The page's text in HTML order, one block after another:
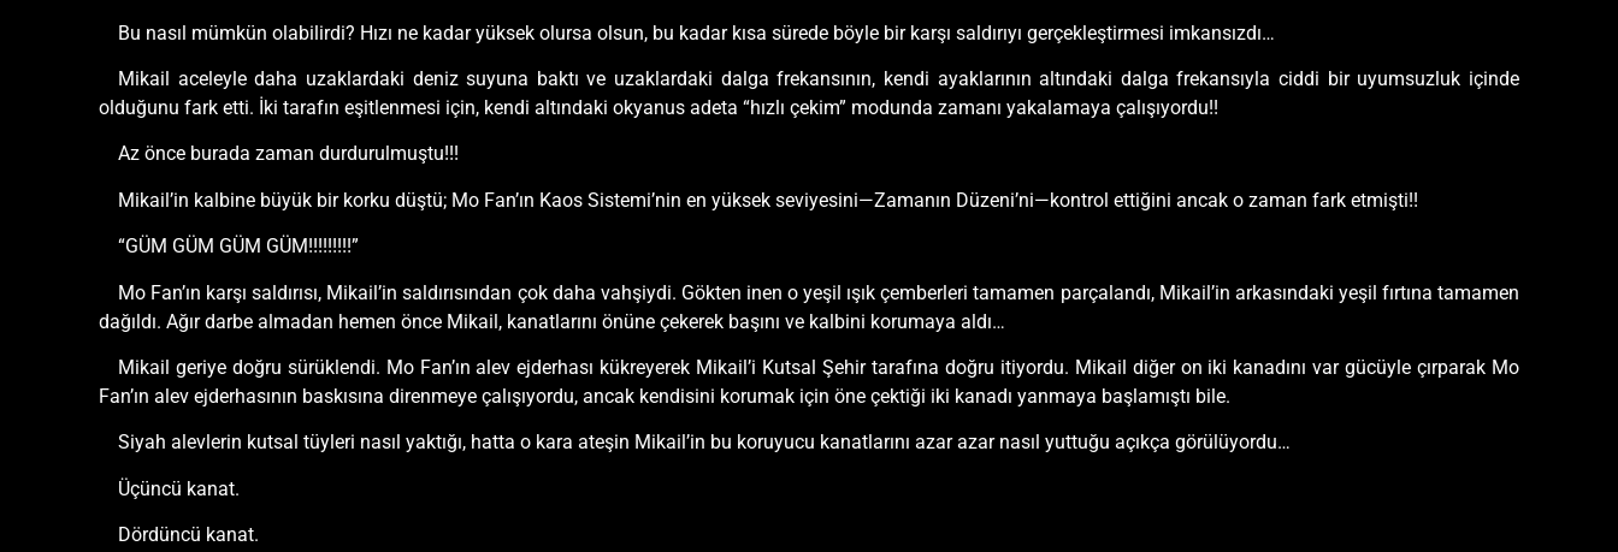
Bu nasıl mümkün olabilirdi? Hızı ne kadar yüksek olursa olsun, bu kadar kısa sürede böyle bir karşı saldırıyı gerçekleştirmesi imkansızdı…
Mikail aceleyle daha uzaklardaki deniz suyuna baktı ve uzaklardaki dalga frekansının, kendi ayaklarının altındaki dalga frekansıyla ciddi bir uyumsuzluk içinde
olduğunu fark etti. İki tarafın eşitlenmesi için, kendi altındaki okyanus adeta “hızlı çekim” modunda zamanı yakalamaya çalışıyordu!!
Az önce burada zaman durdurulmuştu!!!
Mikail’in kalbine büyük bir korku düştü; Mo Fan’ın Kaos Sistemi’nin en yüksek seviyesini—Zamanın Düzeni’ni—kontrol ettiğini ancak o zaman fark etmişti!!
“GÜM GÜM GÜM GÜM!!!!!!!!!”
Mo Fan’ın karşı saldırısı, Mikail’in saldırısından çok daha vahşiydi. Gökten inen o yeşil ışık çemberleri tamamen parçalandı, Mikail’in arkasındaki yeşil fırtına tamamen
dağıldı. Ağır darbe almadan hemen önce Mikail, kanatlarını önüne çekerek başını ve kalbini korumaya aldı…
Mikail geriye doğru sürüklendi. Mo Fan’ın alev ejderhası kükreyerek Mikail’i Kutsal Şehir tarafına doğru itiyordu. Mikail diğer on iki kanadını var gücüyle çırparak Mo
Fan’ın alev ejderhasının baskısına direnmeye çalışıyordu, ancak kendisini korumak için öne çektiği iki kanadı yanmaya başlamıştı bile.
Siyah alevlerin kutsal tüyleri nasıl yaktığı, hatta o kara ateşin Mikail’in bu koruyucu kanatlarını azar azar nasıl yuttuğu açıkça görülüyordu…
Üçüncü kanat.
Dördüncü kanat.